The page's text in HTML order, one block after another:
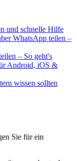
und schnelle Hilfe
WhatsApp teilen –
– So geht's
Android, iOS &
wissen sollten
Sie für ein